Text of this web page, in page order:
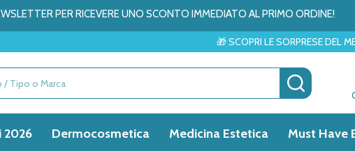
PER RICEVERE UNO SCONTO IMMEDIATO AL PRIMO ORDINE!
🎁 SCOPRI LE SORPRESE DEL MESE → ✨
CERCA
2026 Dermocosmetica Medicina Estetica Must Have